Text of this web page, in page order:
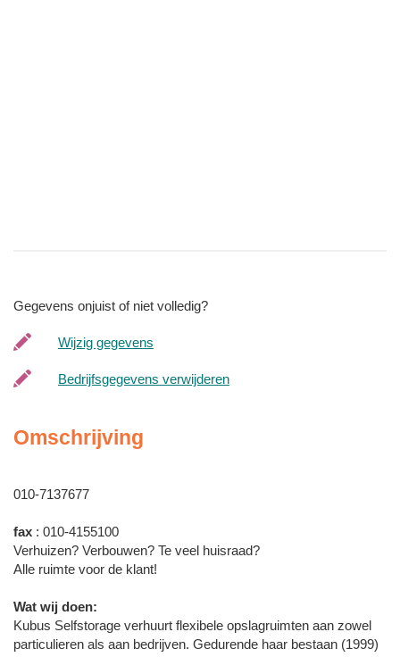
Gegevens onjuist of niet volledig?
Wijzig gegevens
Bedrijfsgegevens verwijderen
Omschrijving
010-7137677
fax : 010-4155100
Verhuizen? Verbouwen? Te veel huisraad?
Alle ruimte voor de klant!
Wat wij doen:
Kubus Selfstorage verhuurt flexibele opslagruimten aan zowel
particulieren als aan bedrijven. Gedurende haar bestaan (1999)